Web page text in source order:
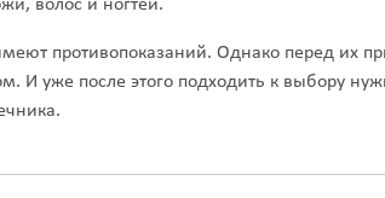
волос и ногтей.
противопоказаний. Однако перед их
И уже после этого подходить к выбору